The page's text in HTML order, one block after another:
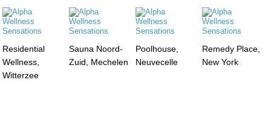
Residential
Wellness,
Witterzee
Sauna Noord-
Zuid, Mechelen
Poolhouse,
Neuvecelle
Remedy Place,
New York